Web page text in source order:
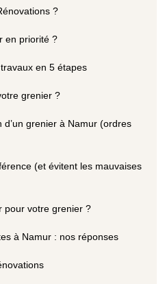
?
en priorité ?
en 5 étapes
grenier ?
d’un grenier à Namur (ordres
(et évitent les mauvaises
pour votre grenier ?
à Namur : nos réponses